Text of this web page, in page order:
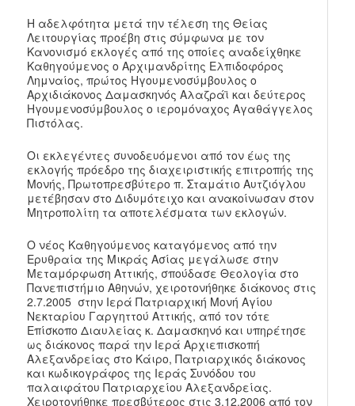
Η αδελφότητα μετά την τέλεση της Θείας
Λειτουργίας προέβη στις σύμφωνα με τον
Κανονισμό εκλογές από της οποίες αναδείχθηκε
Καθηγούμενος ο Αρχιμανδρίτης Ελπιδοφόρος
Λημναίος, πρώτος Ηγουμενοσύμβουλος ο
Αρχιδιάκονος Δαμασκηνός Αλαζράϊ και δεύτερος
Ηγουμενοσύμβουλος ο ιερομόναχος Αγαθάγγελος
Πιστόλας.
Οι εκλεγέντες συνοδευόμενοι από τον έως της
εκλογής πρόεδρο της διαχειριστικής επιτροπής της
Μονής, Πρωτοπρεσβύτερο π. Σταμάτιο Αυτζιόγλου
μετέβησαν στο Διδυμότειχο και ανακοίνωσαν στον
Μητροπολίτη τα αποτελέσματα των εκλογών.
Ο νέος Καθηγούμενος καταγόμενος από την
Ερυθραία της Μικράς Ασίας μεγάλωσε στην
Μεταμόρφωση Αττικής, σπούδασε Θεολογία στο
Πανεπιστήμιο Αθηνών, χειροτονήθηκε διάκονος στις
2.7.2005 στην Ιερά Πατριαρχική Μονή Αγίου
Νεκταρίου Γαργηττού Αττικής, από τον τότε
Επίσκοπο Διαυλείας κ. Δαμασκηνό και υπηρέτησε
ως διάκονος παρά την Ιερά Αρχιεπισκοπή
Αλεξανδρείας στο Κάιρο, Πατριαρχικός διάκονος
και κωδικογράφος της Ιεράς Συνόδου του
παλαιφάτου Πατριαρχείου Αλεξανδρείας.
Χειροτονήθηκε πρεσβύτερος στις 3.12.2006 από τον